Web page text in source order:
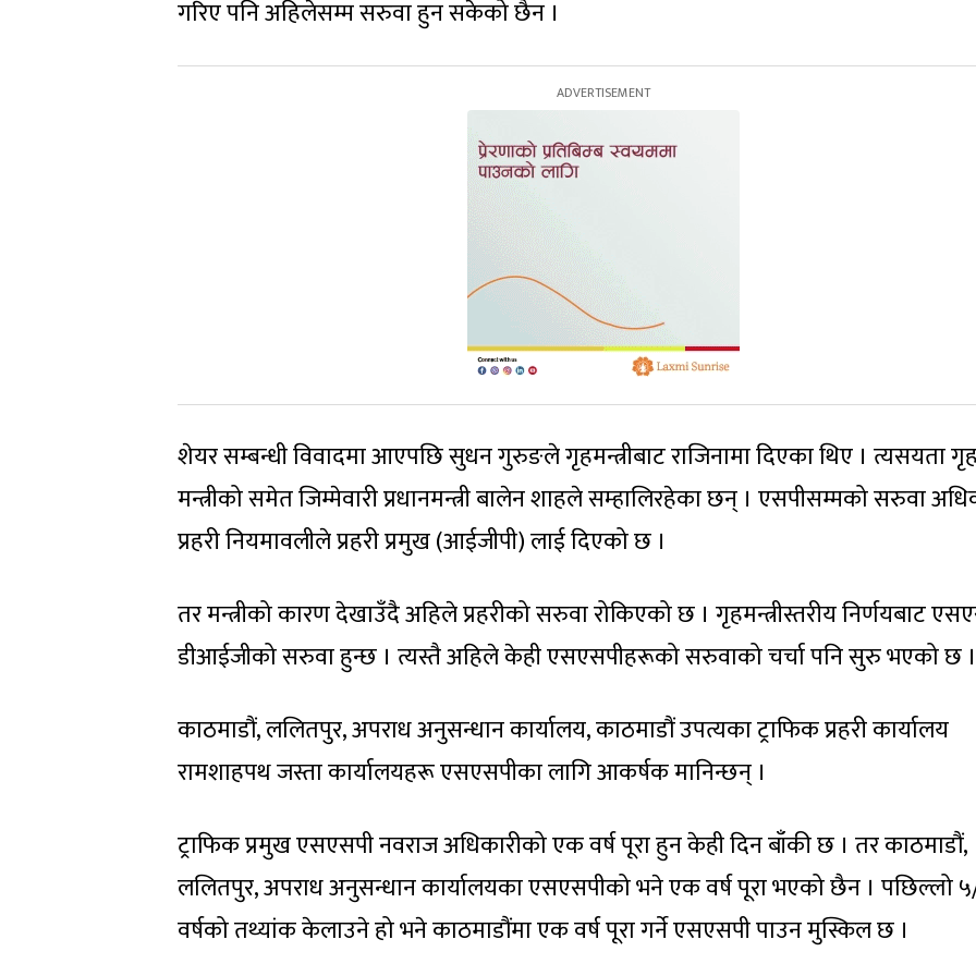
गरिए पनि अहिलेसम्म सरुवा हुन सकेको छैन ।
शेयर सम्बन्धी विवादमा आएपछि सुधन गुरुङले गृहमन्त्रीबाट राजिनामा दिएका थिए । त्यसयता
मन्त्रीको समेत जिम्मेवारी प्रधानमन्त्री बालेन शाहले सम्हालिरहेका छन् । एसपीसम्मको सरुवा
प्रहरी नियमावलीले प्रहरी प्रमुख (आईजीपी) लाई दिएको छ ।
तर मन्त्रीको कारण देखाउँदै अहिले प्रहरीको सरुवा रोकिएको छ । गृहमन्त्रीस्तरीय निर्णयबाट
डीआईजीको सरुवा हुन्छ । त्यस्तै अहिले केही एसएसपीहरूको सरुवाको चर्चा पनि सुरु भएको छ ।
काठमाडौं, ललितपुर, अपराध अनुसन्धान कार्यालय, काठमाडौं उपत्यका ट्राफिक प्रहरी कार्यालय
रामशाहपथ जस्ता कार्यालयहरू एसएसपीका लागि आकर्षक मानिन्छन् ।
ट्राफिक प्रमुख एसएसपी नवराज अधिकारीको एक वर्ष पूरा हुन केही दिन बाँकी छ । तर काठमाडौं,
ललितपुर, अपराध अनुसन्धान कार्यालयका एसएसपीको भने एक वर्ष पूरा भएको छैन । पछिल्लो
वर्षको तथ्यांक केलाउने हो भने काठमाडौंमा एक वर्ष पूरा गर्ने एसएसपी पाउन मुस्किल छ ।